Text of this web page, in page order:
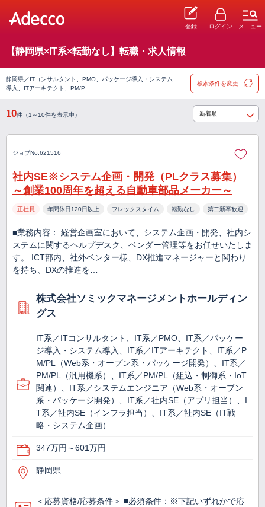
登録 ログイン メニュー
【静岡県×IT系×転勤なし】転職・求人情報
静岡県／ITコンサルタント、PMO、パッケージ導入・システム
導入、ITアーキテクト、PM/P …
検索条件を変更
10件（1～10件を表示中）
ジョブNo.621516
社内SE※システム企画・開発（PLクラス募集）
～創業100周年を超える自動車部品メーカー～
正社員 年間休日120日以上 フレックスタイム 転勤なし 第二新卒歓迎
■業務内容： 経営企画室において、システム企画・開発、社内シ
ステムに関するヘルプデスク、ベンダー管理等をお任せいたしま
す。 ICT部内、社外ベンター様、DX推進マネージャーと関わり
を持ち、DXの推進を…
株式会社ソミックマネージメントホールディン
グス
IT系／ITコンサルタント、IT系／PMO、IT系／パッケー
ジ導入・システム導入、IT系／ITアーキテクト、IT系／P
M/PL（Web系・オープン系・パッケージ開発）、IT系／
PM/PL（汎用機系）、IT系／PM/PL（組込・制御系・IoT
関連）、IT系／システムエンジニア（Web系・オープン
系・パッケージ開発）、IT系／社内SE（アプリ担当）、I
T系／社内SE（インフラ担当）、IT系／社内SE（IT戦
略・システム企画）
347万円～601万円
静岡県
＜応募資格/応募条件＞ ■必須条件：※下記いずれかで応